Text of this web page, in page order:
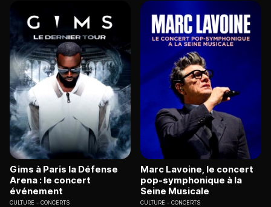
Gims à Paris la Défense
Arena : le concert
événement
CULTURE CONCERTS
Marc Lavoine, le concert
pop-symphonique à la
Seine Musicale
CULTURE CONCERTS